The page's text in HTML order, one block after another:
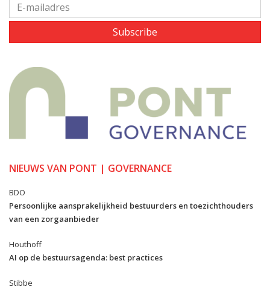
Subscribe
NIEUWS VAN PONT | GOVERNANCE
BDO
Persoonlijke aansprakelijkheid bestuurders en toezichthouders
van een zorgaanbieder
Houthoff
AI op de bestuursagenda: best practices
Stibbe